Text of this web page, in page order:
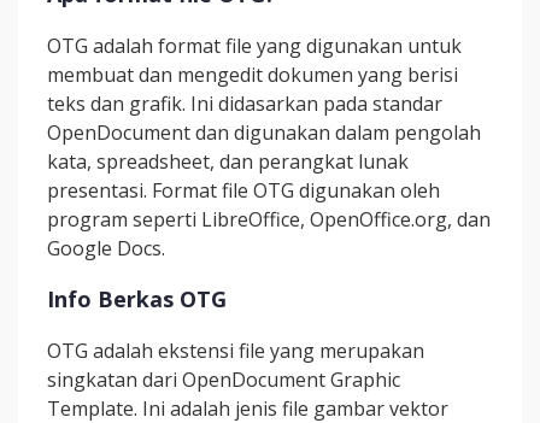
OTG adalah format file yang digunakan untuk
membuat dan mengedit dokumen yang berisi
teks dan grafik. Ini didasarkan pada standar
OpenDocument dan digunakan dalam pengolah
kata, spreadsheet, dan perangkat lunak
presentasi. Format file OTG digunakan oleh
program seperti LibreOffice, OpenOffice.org, dan
Google Docs.
Info Berkas OTG
OTG adalah ekstensi file yang merupakan
singkatan dari OpenDocument Graphic
Template. Ini adalah jenis file gambar vektor